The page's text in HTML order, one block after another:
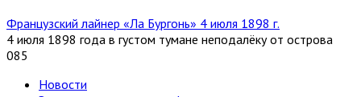
Французский лайнер «Ла Бургонь» 4 июля 1898 г.
4 июля 1898 года в густом тумане неподалёку от острова
085
Новости